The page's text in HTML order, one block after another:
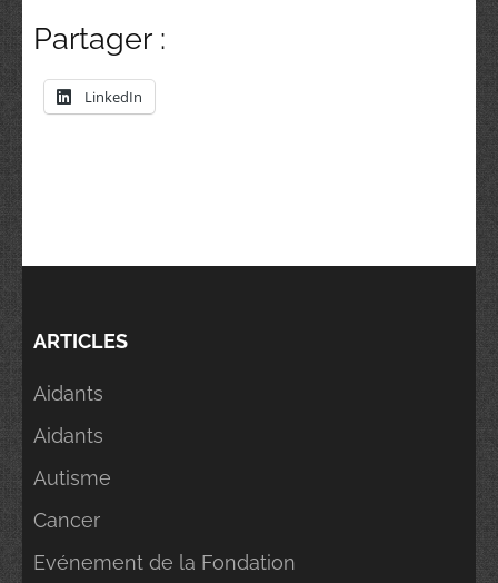
Partager :
LinkedIn
ARTICLES
Aidants
Aidants
Autisme
Cancer
Evénement de la Fondation